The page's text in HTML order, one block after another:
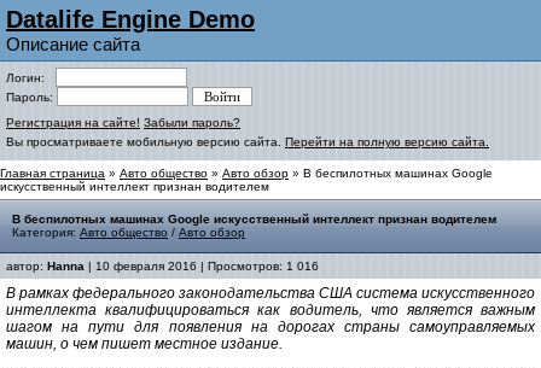
Datalife Engine Demo
Описание сайта
Логин:
Пароль:
Регистрация на сайте! Забыли пароль?
Вы просматриваете мобильную версию сайта. Перейти на полную версию сайта.
Главная страница » Авто общество » Авто обзор » В беспилотных машинах Google
искусственный интеллект признан водителем
В беспилотных машинах Google искусственный интеллект признан водителем
Категория: Авто общество / Авто обзор
автор: Hanna | 10 февраля 2016 | Просмотров: 1 016
В рамках федерального законодательства США система искусственного
интеллекта квалифицироваться как водитель, что является важным
шагом на пути для появления на дорогах страны самоуправляемых
машин, о чем пишет местное издание.